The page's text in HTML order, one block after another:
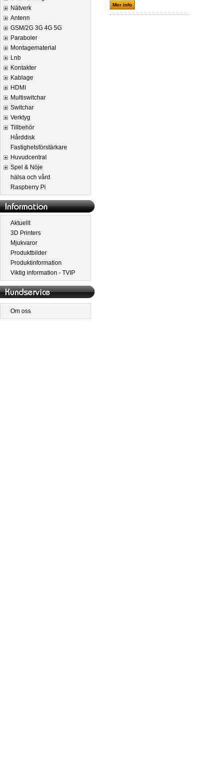
Nätverk
Antenn
GSM/2G 3G 4G 5G
Paraboler
Montagematerial
Lnb
Kontakter
Kablage
HDMI
Multiswitchar
Switchar
Verktyg
Tillbehör
Hårddisk
Fastighetsförstärkare
Huvudcentral
Spel & Nöje
hälsa och vård
Raspberry Pi
Aktuellt
3D Printers
Mjukvaror
Produktbilder
Produktinformation
Viktig information - TVIP
Om oss
Mer info